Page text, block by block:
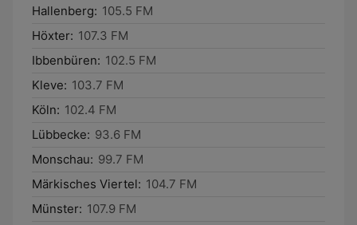
Hallenberg: 105.5 FM
Höxter: 107.3 FM
Ibbenbüren: 102.5 FM
Kleve: 103.7 FM
Köln: 102.4 FM
Lübbecke: 93.6 FM
Monschau: 99.7 FM
Märkisches Viertel: 104.7 FM
Münster: 107.9 FM